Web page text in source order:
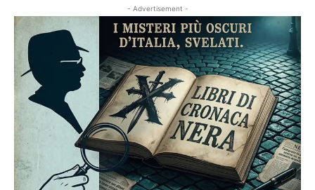
- Advertisement -